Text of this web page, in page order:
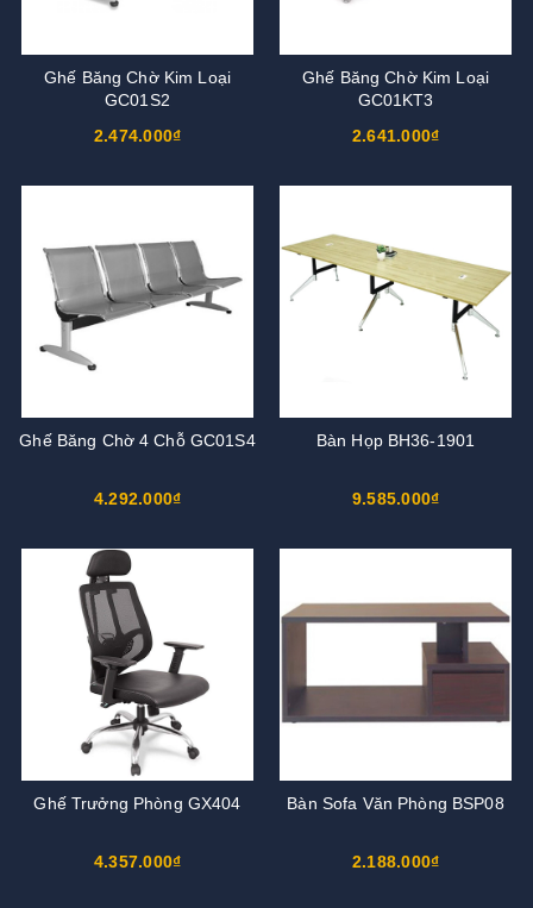
Ghế Băng Chờ Kim Loại
GC01S2
2.474.000₫
Ghế Băng Chờ Kim Loại
GC01KT3
2.641.000₫
Ghế Băng Chờ 4 Chỗ GC01S4
4.292.000₫
Bàn Họp BH36-1901
9.585.000₫
Ghế Trưởng Phòng GX404
4.357.000₫
Bàn Sofa Văn Phòng BSP08
2.188.000₫